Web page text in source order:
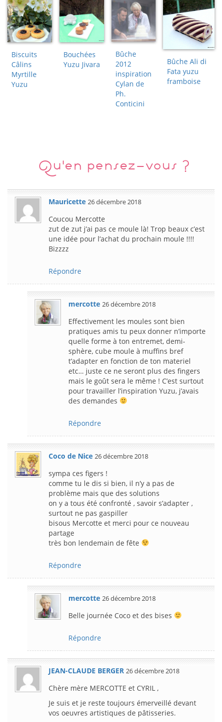
Biscuits
Câlins
Myrtille
Yuzu
Bouchées
Yuzu Jivara
Bûche
2012
inspiration
Cylan de
Ph.
Conticini
Bûche Ali di
Fata yuzu
framboise
Qu'en pensez-vous ?
Mauricette 26 décembre 2018
Coucou Mercotte
zut de zut j’ai pas ce moule là! Trop beaux c’est
une idée pour l’achat du prochain moule !!!!
Bizzzz
Répondre
mercotte 26 décembre 2018
Effectivement les moules sont bien
pratiques amis tu peux donner n’importe
quelle forme à ton entremet, demi-
sphère, cube moule à muffins bref
t’adapter en fonction de ton materiel
etc… juste ce ne seront plus des fingers
mais le goût sera le même ! C’est surtout
pour travailler l’inspiration Yuzu, j’avais
des demandes
Répondre
Coco de Nice 26 décembre 2018
sympa ces figers !
comme tu le dis si bien, il n’y a pas de
problème mais que des solutions
on y a tous été confronté , savoir s’adapter ,
surtout ne pas gaspiller
bisous Mercotte et merci pour ce nouveau
partage
très bon lendemain de fête
Répondre
mercotte 26 décembre 2018
Belle journée Coco et des bises
Répondre
JEAN-CLAUDE BERGER 26 décembre 2018
Chère mère MERCOTTE et CYRIL ,
Je suis et je reste toujours émerveillé devant
vos oeuvres artistiques de pâtisseries.